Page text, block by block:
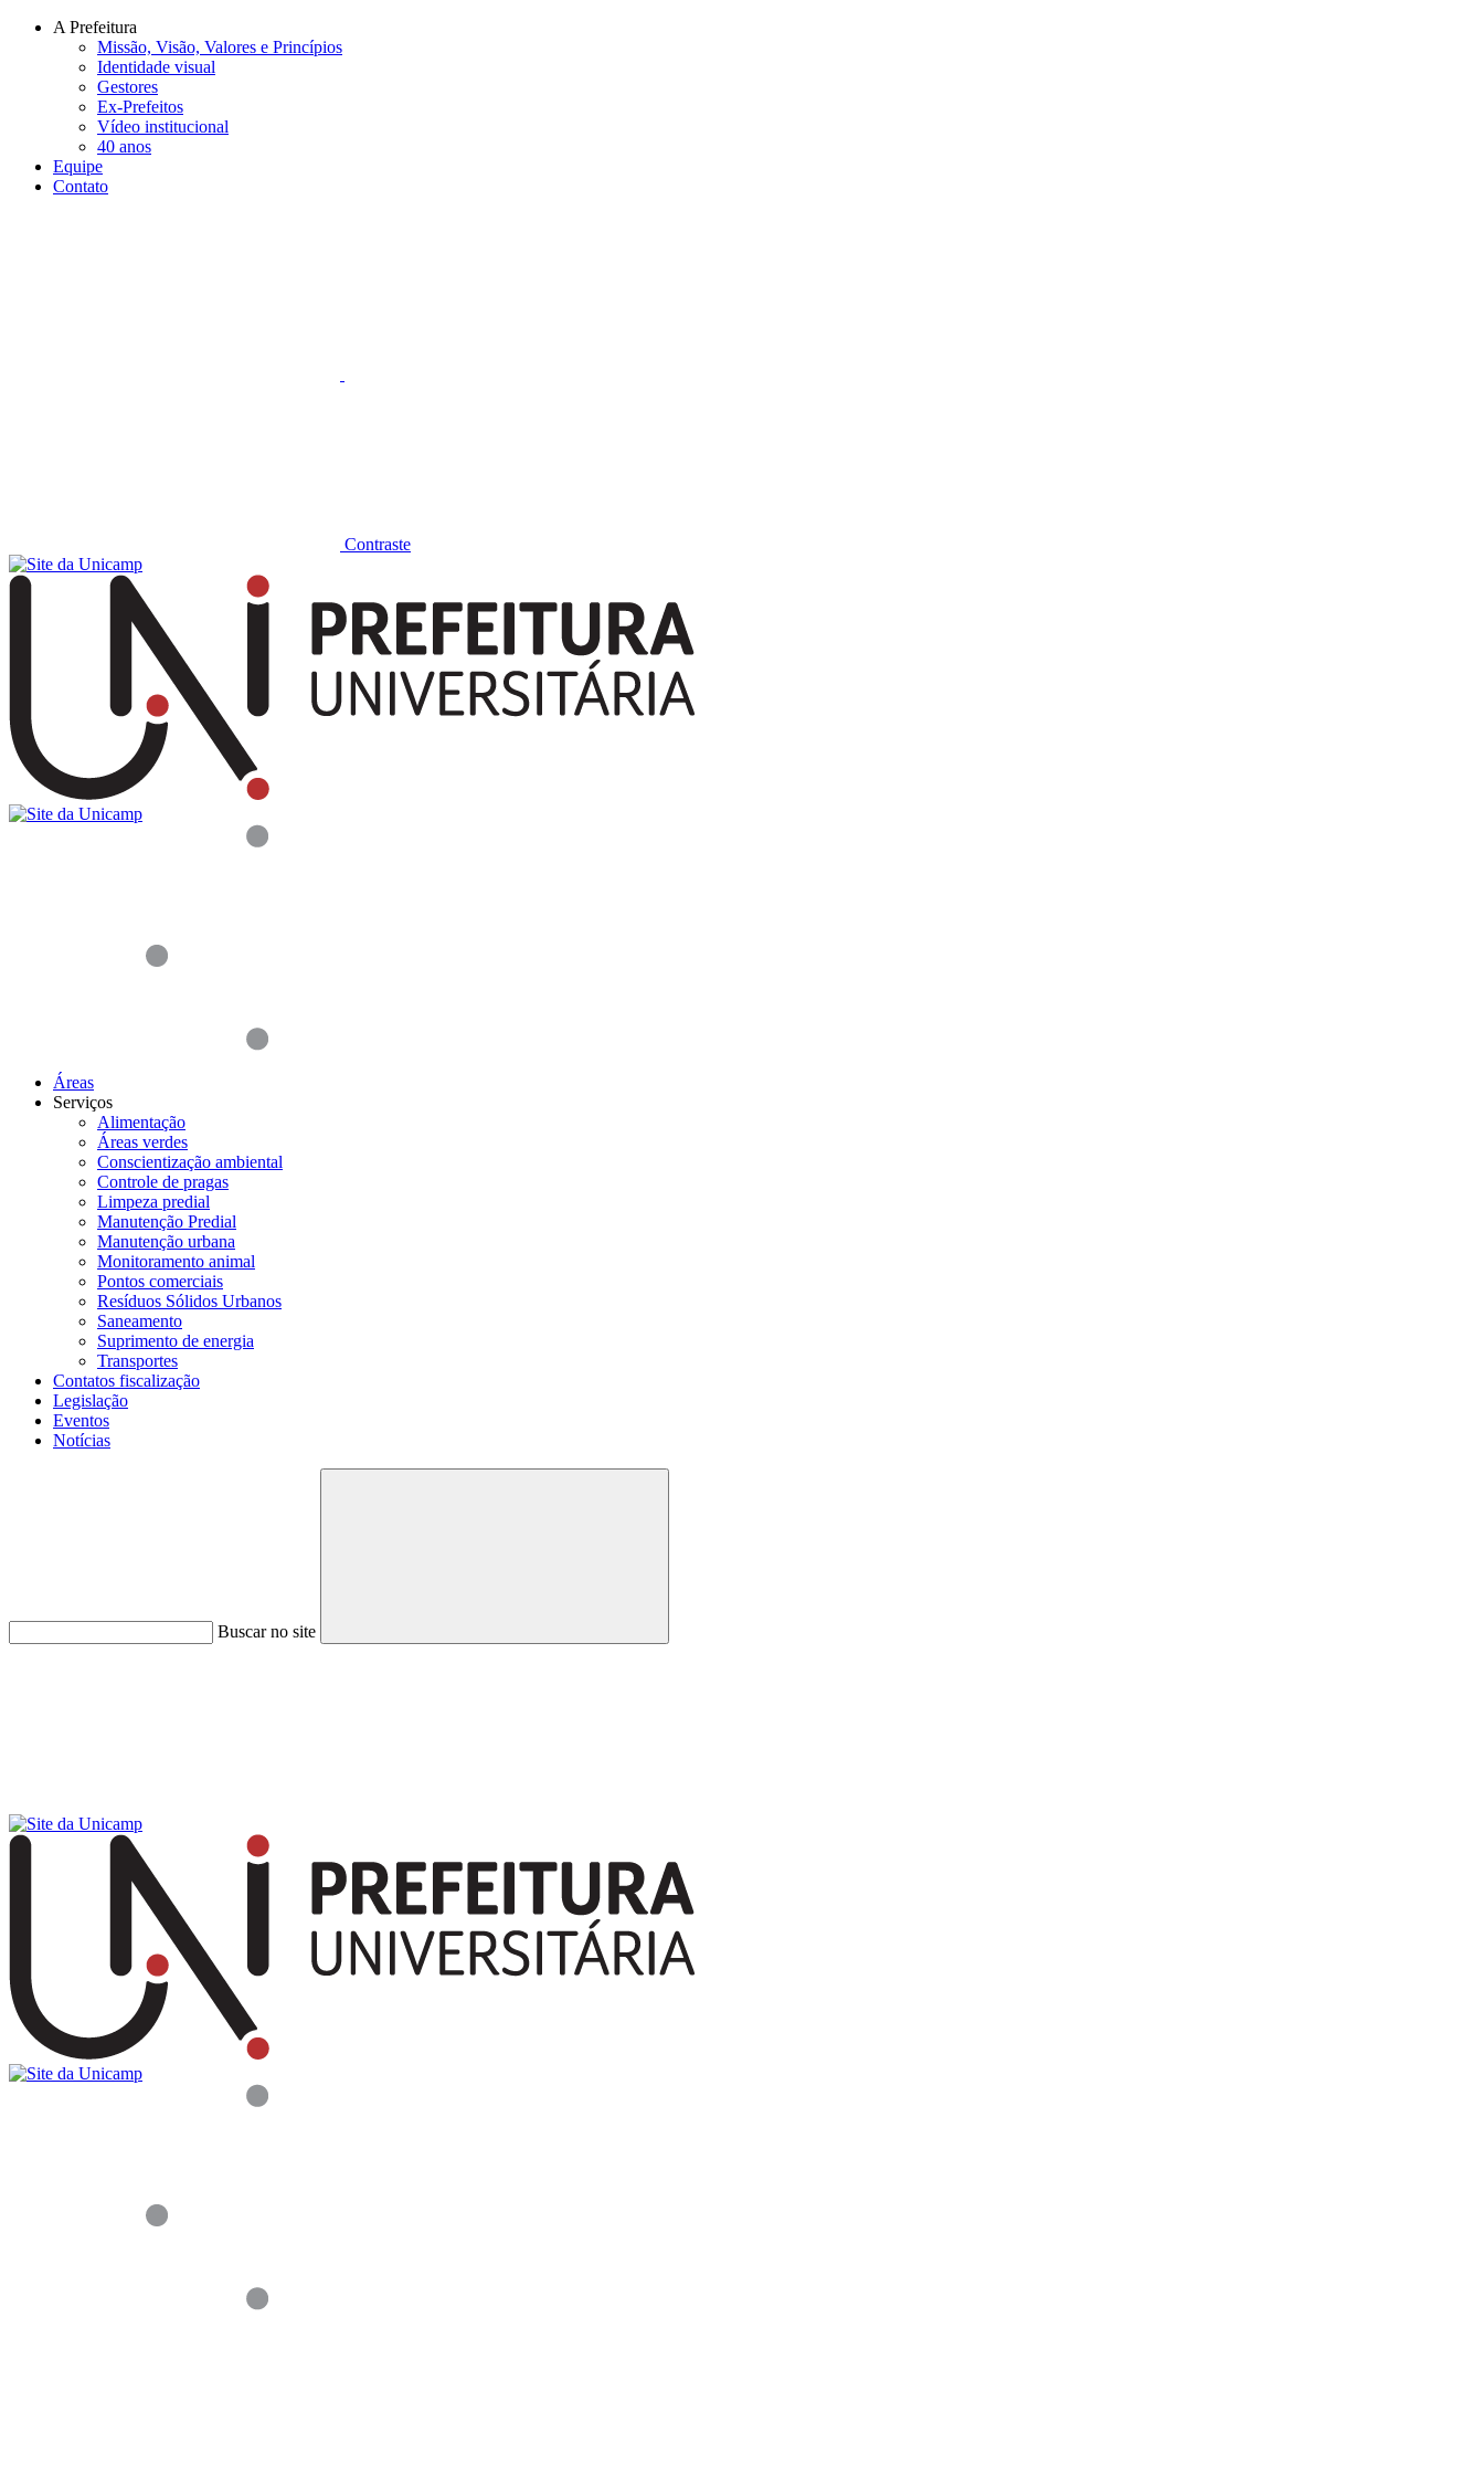
Conteúdo principal
A Prefeitura
Missão, Visão, Valores e Princípios
Identidade visual
Gestores
Ex-Prefeitos
Vídeo institucional
40 anos
Equipe
Contato
Contraste
Áreas
Serviços
Alimentação
Áreas verdes
Conscientização ambiental
Controle de pragas
Limpeza predial
Manutenção Predial
Manutenção urbana
Monitoramento animal
Pontos comerciais
Resíduos Sólidos Urbanos
Saneamento
Suprimento de energia
Transportes
Contatos fiscalização
Legislação
Eventos
Notícias
Buscar no site
Buscar